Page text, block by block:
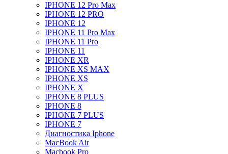
IPHONE 12 Pro Max
IPHONE 12 PRO
IPHONE 12
IPHONE 11 Pro Max
IPHONE 11 Pro
IPHONE 11
IPHONE XR
IPHONE XS MAX
IPHONE XS
IPHONE X
IPHONE 8 PLUS
IPHONE 8
IPHONE 7 PLUS
IPHONE 7
Диагностика Iphone
MacBook Air
Macbook Pro